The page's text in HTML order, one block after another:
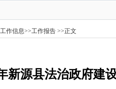
工作信息>>工作报告 >>正文
新源县法治政府建